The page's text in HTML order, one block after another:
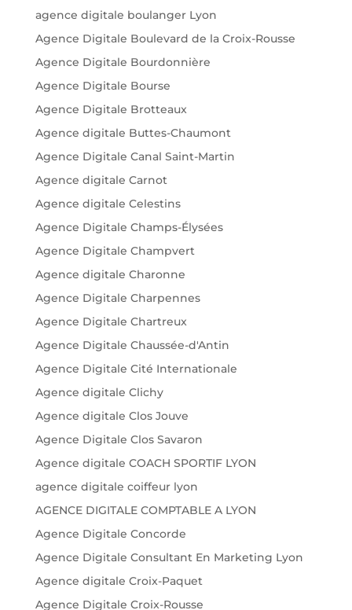
agence digitale boulanger Lyon
Agence Digitale Boulevard de la Croix-Rousse
Agence Digitale Bourdonnière
Agence Digitale Bourse
Agence Digitale Brotteaux
Agence digitale Buttes-Chaumont
Agence Digitale Canal Saint-Martin
Agence digitale Carnot
Agence digitale Celestins
Agence Digitale Champs-Élysées
Agence Digitale Champvert
Agence digitale Charonne
Agence Digitale Charpennes
Agence Digitale Chartreux
Agence Digitale Chaussée-d'Antin
Agence Digitale Cité Internationale
Agence digitale Clichy
Agence digitale Clos Jouve
Agence Digitale Clos Savaron
Agence digitale COACH SPORTIF LYON
agence digitale coiffeur lyon
AGENCE DIGITALE COMPTABLE A LYON
Agence Digitale Concorde
Agence Digitale Consultant En Marketing Lyon
Agence digitale Croix-Paquet
Agence Digitale Croix-Rousse